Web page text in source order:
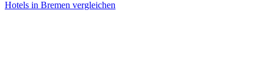
Hotels in Bremen vergleichen